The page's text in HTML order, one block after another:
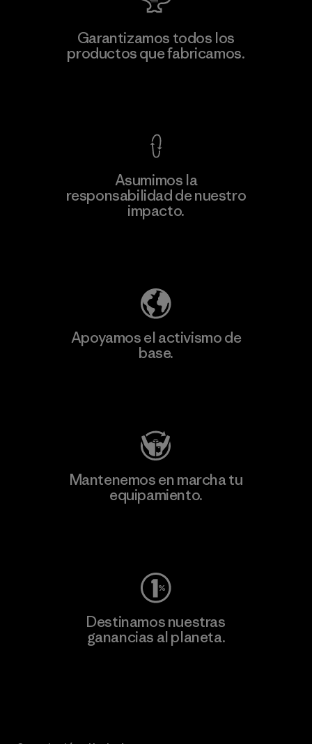
información
Greentech Headgear Company
Limited - Dong Nai
Garantizamos todos los
productos que fabricamos.
Asumimos la
responsabilidad de nuestro
impacto.
Apoyamos el activismo de
base.
Mantenemos en marcha tu
equipamiento.
Destinamos nuestras
ganancias al planeta.